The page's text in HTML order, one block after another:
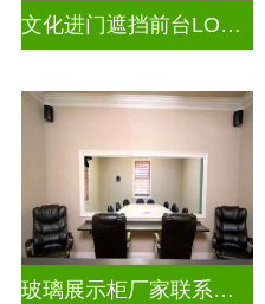
文化进门遮挡前台LOGO山水画背景墙玻璃
玻璃展示柜厂家联系方式